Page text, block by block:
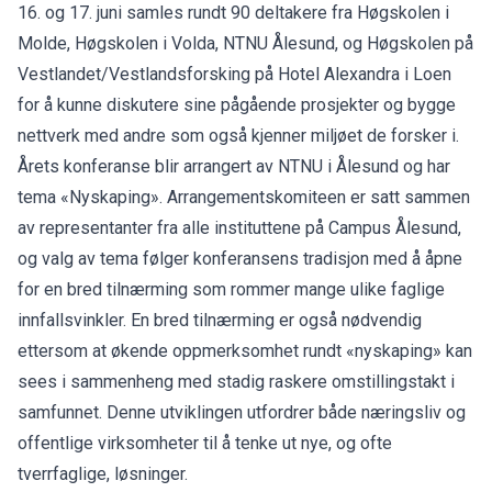
16. og 17. juni samles rundt 90 deltakere fra Høgskolen i
Molde, Høgskolen i Volda, NTNU Ålesund, og Høgskolen på
Vestlandet/Vestlandsforsking på Hotel Alexandra i Loen
for å kunne diskutere sine pågående prosjekter og bygge
nettverk med andre som også kjenner miljøet de forsker i.
Årets konferanse blir arrangert av NTNU i Ålesund og har
tema «Nyskaping». Arrangementskomiteen er satt sammen
av representanter fra alle instituttene på Campus Ålesund,
og valg av tema følger konferansens tradisjon med å åpne
for en bred tilnærming som rommer mange ulike faglige
innfallsvinkler. En bred tilnærming er også nødvendig
ettersom at økende oppmerksomhet rundt «nyskaping» kan
sees i sammenheng med stadig raskere omstillingstakt i
samfunnet. Denne utviklingen utfordrer både næringsliv og
offentlige virksomheter til å tenke ut nye, og ofte
tverrfaglige, løsninger.